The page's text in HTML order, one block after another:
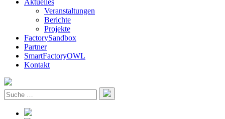
Aktuelles
Veranstaltungen
Berichte
Projekte
FactorySandbox
Partner
SmartFactoryOWL
Kontakt